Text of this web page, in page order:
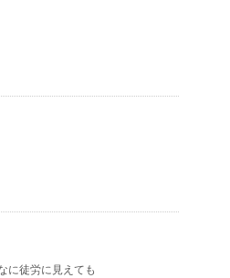
に徒労に見えても